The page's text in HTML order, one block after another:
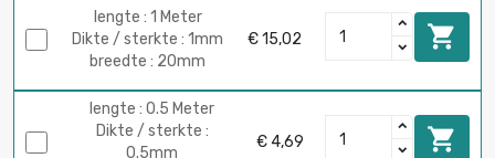
lengte : 1 Meter
Dikte / sterkte : 1mm
breedte : 20mm
€ 15,02 
lengte : 0.5 Meter
Dikte / sterkte :
0.5mm
€ 4,69 